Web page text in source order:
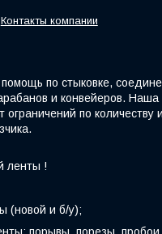
Контакты компании
по стыковке,
и конвейеров. Наша
ограничений по
ленты !
(новой и б/у);
порывы, порезы, пробои